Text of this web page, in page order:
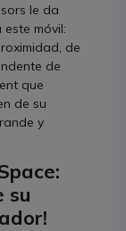
le da
móvil:
de
de
que
de su
y
su